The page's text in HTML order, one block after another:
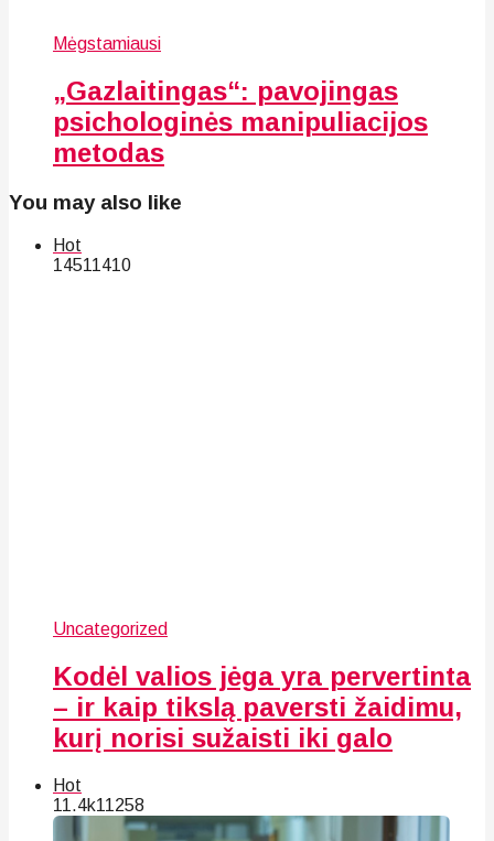
Mėgstamiausi
„Gazlaitingas“: pavojingas
psichologinės manipuliacijos
metodas
You may also like
Hot
14511410
Uncategorized
Kodėl valios jėga yra pervertinta
– ir kaip tikslą paversti žaidimu,
kurį norisi sužaisti iki galo
Hot
11.4k11258